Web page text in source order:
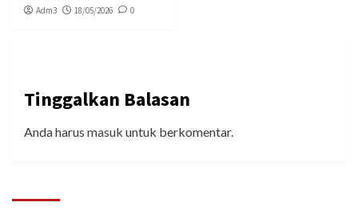
Adm3 18/05/2026 0
Tinggalkan Balasan
Anda harus masuk untuk berkomentar.